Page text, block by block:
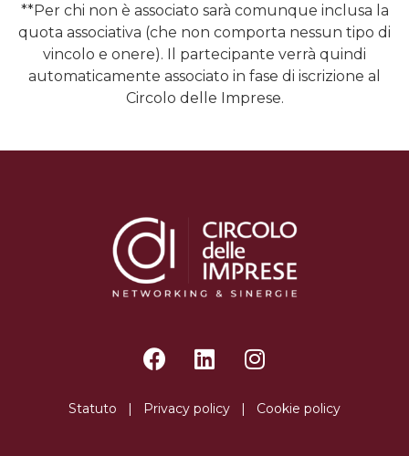
**Per chi non è associato sarà comunque inclusa la
quota associativa (che non comporta nessun tipo di
vincolo e onere). Il partecipante verrà quindi
automaticamente associato in fase di iscrizione al
Circolo delle Imprese.
Statuto Privacy policy Cookie policy